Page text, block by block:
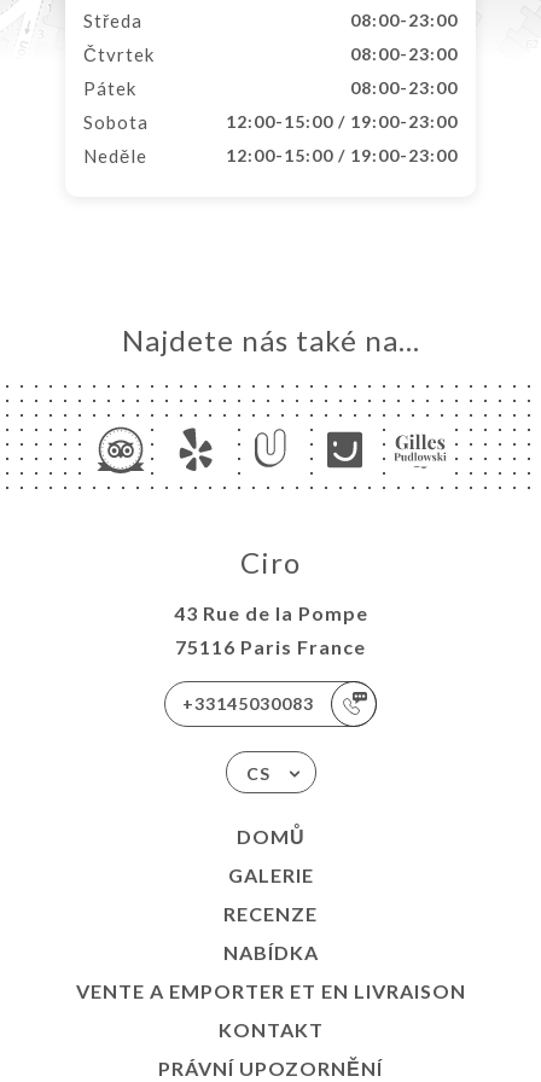
Středa 08:00-23:00
Čtvrtek 08:00-23:00
Pátek 08:00-23:00
Sobota 12:00-15:00 / 19:00-23:00
Neděle 12:00-15:00 / 19:00-23:00
Najdete nás také na...
Ciro
43 Rue de la Pompe
75116 Paris France
+33145030083
CS
DOMŮ
GALERIE
RECENZE
NABÍDKA
VENTE A EMPORTER ET EN LIVRAISON
KONTAKT
PRÁVNÍ UPOZORNĚNÍ